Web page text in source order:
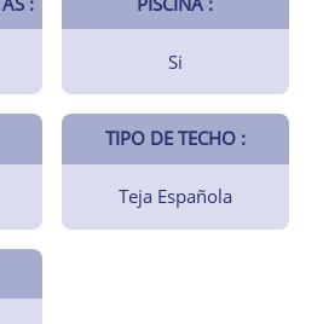
Si
TIPO DE TECHO :
Teja Española